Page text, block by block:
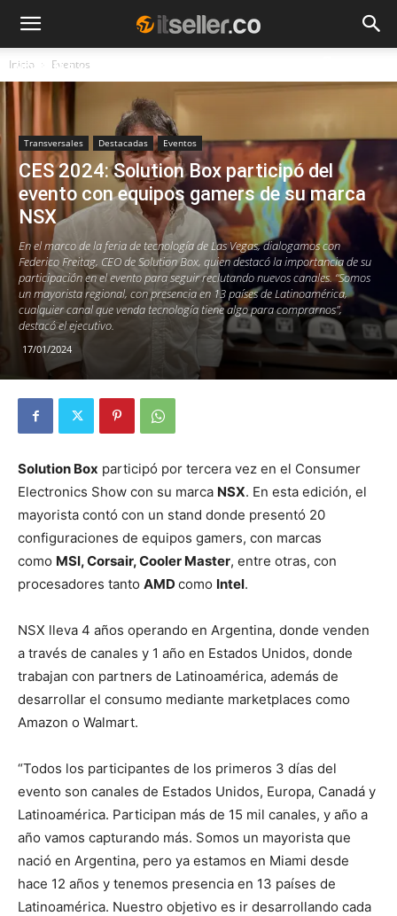
NOTICIAS
Inicio Eventos
Transversales Destacadas Eventos
CES 2024: Solution Box participó del
evento con equipos gamers de su marca
NSX
En el marco de la feria de tecnología de Las Vegas, dialogamos con
Federico Freitag, CEO de Solution Box, quien destacó la importancia de su
participación en el evento para seguir reclutando nuevos canales. “Somos
un mayorista regional, con presencia en 13 países de Latinoamérica,
cualquier canal que venda tecnología tiene algo para comprarnos”,
destacó el ejecutivo.
17/01/2024
Solution Box participó por tercera vez en el Consumer
Electronics Show con su marca NSX. En esta edición, el
mayorista contó con un stand donde presentó 20
configuraciones de equipos gamers, con marcas
como MSI, Corsair, Cooler Master, entre otras, con
procesadores tanto AMD como Intel.
NSX lleva 4 años operando en Argentina, donde venden
a través de canales y 1 año en Estados Unidos, donde
trabajan con partners de Latinoamérica, además de
desarrollar el consumo mediante marketplaces como
Amazon o Walmart.
“Todos los participantes de los primeros 3 días del
evento son canales de Estados Unidos, Europa, Canadá y
Latinoamérica. Participan más de 15 mil canales, y año a
año vamos capturando más. Somos un mayorista que
nació en Argentina, pero ya estamos en Miami desde
hace 12 años y tenemos presencia en 13 países de
Latinoamérica. Nuestro objetivo es ir desarrollando cada